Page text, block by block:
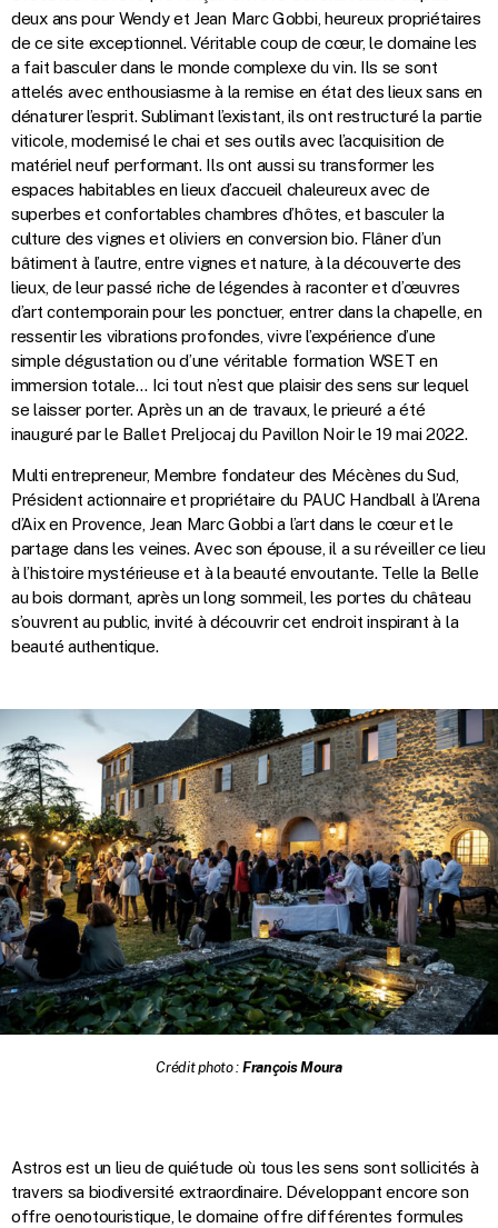
deux ans pour Wendy et Jean Marc Gobbi, heureux propriétaires
de ce site exceptionnel. Véritable coup de cœur, le domaine les
a fait basculer dans le monde complexe du vin. Ils se sont
attelés avec enthousiasme à la remise en état des lieux sans en
dénaturer l’esprit. Sublimant l’existant, ils ont restructuré la partie
viticole, modernisé le chai et ses outils avec l’acquisition de
matériel neuf performant. Ils ont aussi su transformer les
espaces habitables en lieux d’accueil chaleureux avec de
superbes et confortables chambres d’hôtes, et basculer la
culture des vignes et oliviers en conversion bio. Flâner d’un
bâtiment à l’autre, entre vignes et nature, à la découverte des
lieux, de leur passé riche de légendes à raconter et d’œuvres
d’art contemporain pour les ponctuer, entrer dans la chapelle, en
ressentir les vibrations profondes, vivre l’expérience d’une
simple dégustation ou d’une véritable formation WSET en
immersion totale… Ici tout n’est que plaisir des sens sur lequel
se laisser porter. Après un an de travaux, le prieuré a été
inauguré par le Ballet Preljocaj du Pavillon Noir le 19 mai 2022.
Multi entrepreneur, Membre fondateur des Mécènes du Sud,
Président actionnaire et propriétaire du PAUC Handball à l’Arena
d’Aix en Provence, Jean Marc Gobbi a l’art dans le cœur et le
partage dans les veines. Avec son épouse, il a su réveiller ce lieu
à l’histoire mystérieuse et à la beauté envoutante. Telle la Belle
au bois dormant, après un long sommeil, les portes du château
s’ouvrent au public, invité à découvrir cet endroit inspirant à la
beauté authentique.
Crédit photo : François Moura
Astros est un lieu de quiétude où tous les sens sont sollicités à
travers sa biodiversité extraordinaire. Développant encore son
offre oenotouristique, le domaine offre différentes formules